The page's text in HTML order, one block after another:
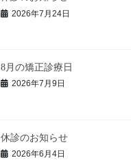
2026年7月24日
8月の矯正診療日
2026年7月9日
休診のお知らせ
2026年6月4日